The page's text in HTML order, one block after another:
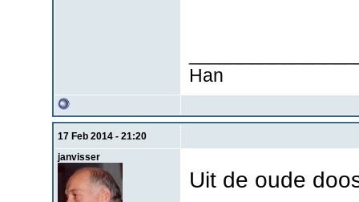
Han
17 Feb 2014 - 21:20
janvisser
Uit de oude